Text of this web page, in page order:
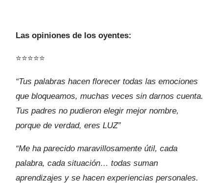
Las opiniones de los oyentes:
⭐⭐⭐⭐⭐
“Tus palabras hacen florecer todas las emociones
que bloqueamos, muchas veces sin darnos cuenta.
Tus padres no pudieron elegir mejor nombre,
porque de verdad, eres LUZ”
“Me ha parecido maravillosamente útil, cada
palabra, cada situación… todas suman
aprendizajes y se hacen experiencias personales.